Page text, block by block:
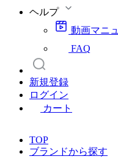
ヘルプ
動画マニ
FAQ
新規登録
ログイン
カート
TOP
ブランドから探す